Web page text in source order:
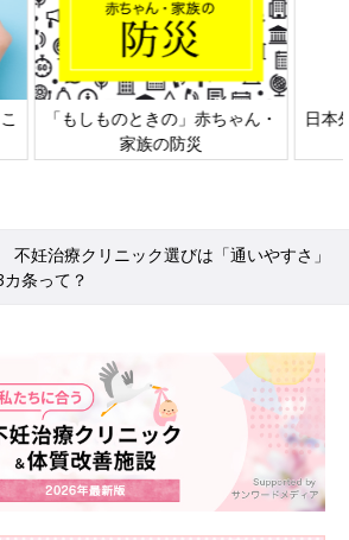
フレッ
六星占術 細木かおりさんの人生
相談
不妊治療クリニック選びは「通いやすさ」
条って？